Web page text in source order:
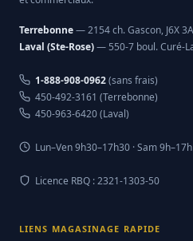
Terrebonne— 2154 ch. Gascon, J6X
Laval (Ste-Rose)— 550-7 boul. Curé-
1-888-908-0962(sans frais)
450-492-3161 (Terrebonne)
450-963-6420 (Laval)
Lun–Ven 9h30–17h30 · Sam 9h–17h
Licence RBQ : 2321-1303-50
LIENS MAGASINAGE RAPIDE